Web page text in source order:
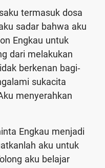
termasuk dosa
sadar bahwa aku
Engkau untuk
dari melakukan
berkenan bagi-
sukacita
menyerahkan
Engkau menjadi
aku untuk
aku belajar